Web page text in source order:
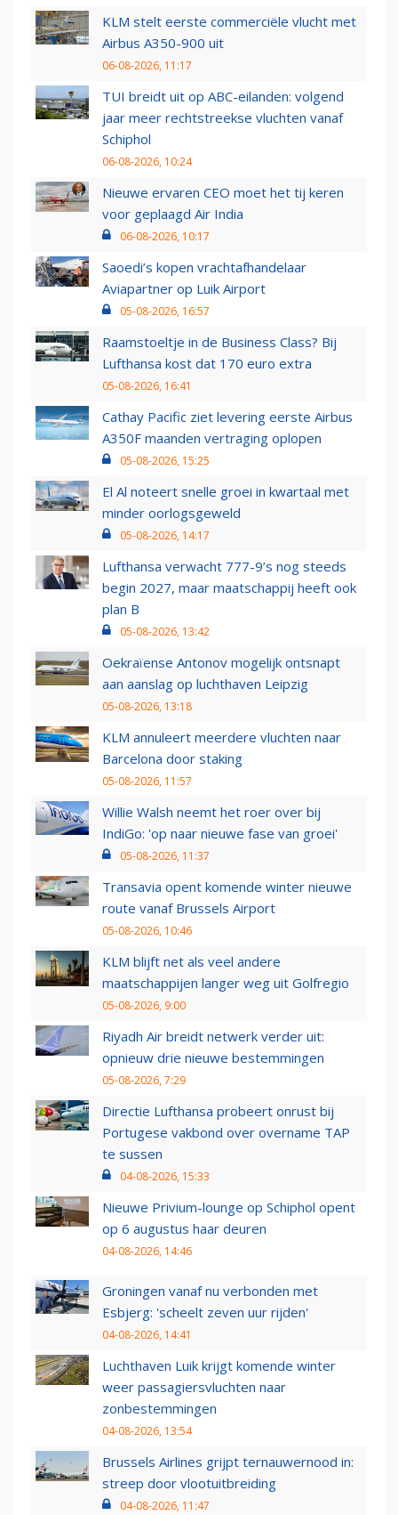
KLM stelt eerste commerciële vlucht met
Airbus A350-900 uit
06-08-2026, 11:17
TUI breidt uit op ABC-eilanden: volgend
jaar meer rechtstreekse vluchten vanaf
Schiphol
06-08-2026, 10:24
Nieuwe ervaren CEO moet het tij keren
voor geplaagd Air India
06-08-2026, 10:17
Saoedi’s kopen vrachtafhandelaar
Aviapartner op Luik Airport
05-08-2026, 16:57
Raamstoeltje in de Business Class? Bij
Lufthansa kost dat 170 euro extra
05-08-2026, 16:41
Cathay Pacific ziet levering eerste Airbus
A350F maanden vertraging oplopen
05-08-2026, 15:25
El Al noteert snelle groei in kwartaal met
minder oorlogsgeweld
05-08-2026, 14:17
Lufthansa verwacht 777-9’s nog steeds
begin 2027, maar maatschappij heeft ook
plan B
05-08-2026, 13:42
Oekraïense Antonov mogelijk ontsnapt
aan aanslag op luchthaven Leipzig
05-08-2026, 13:18
KLM annuleert meerdere vluchten naar
Barcelona door staking
05-08-2026, 11:57
Willie Walsh neemt het roer over bij
IndiGo: 'op naar nieuwe fase van groei'
05-08-2026, 11:37
Transavia opent komende winter nieuwe
route vanaf Brussels Airport
05-08-2026, 10:46
KLM blijft net als veel andere
maatschappijen langer weg uit Golfregio
05-08-2026, 9:00
Riyadh Air breidt netwerk verder uit:
opnieuw drie nieuwe bestemmingen
05-08-2026, 7:29
Directie Lufthansa probeert onrust bij
Portugese vakbond over overname TAP
te sussen
04-08-2026, 15:33
Nieuwe Privium-lounge op Schiphol opent
op 6 augustus haar deuren
04-08-2026, 14:46
Groningen vanaf nu verbonden met
Esbjerg: 'scheelt zeven uur rijden'
04-08-2026, 14:41
Luchthaven Luik krijgt komende winter
weer passagiersvluchten naar
zonbestemmingen
04-08-2026, 13:54
Brussels Airlines grijpt ternauwernood in:
streep door vlootuitbreiding
04-08-2026, 11:47